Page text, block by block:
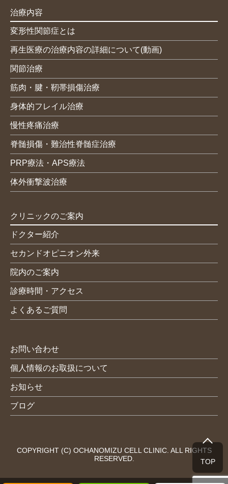
治療内容
変形性関節症とは
再生医療の治療内容の詳細について(動画)
関節治療
筋肉・腱・靭帯損傷治療
身体的フレイル治療
慢性疼痛治療
脊髄損傷・難治性脊髄症治療
PRP療法・APS療法
体外衝撃波治療
クリニックのご案内
ドクター紹介
セカンドオピニオン外来
院内のご案内
診療時間・アクセス
よくあるご質問
お問い合わせ
個人情報のお取扱について
お知らせ
ブログ
COPYRIGHT (C) OCHANOMIZU CELL CLINIC. ALL RIGHTS
RESERVED.
TOP